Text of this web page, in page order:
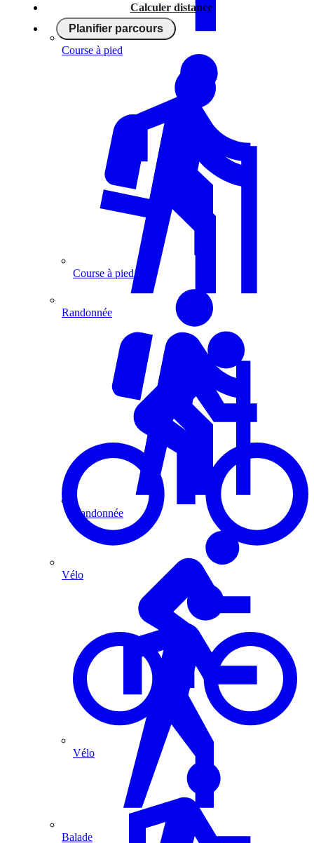
Calculer distance
Planifier parcours
Course à pied
Randonnée
Vélo
Course à pied
Randonnée
Vélo
Balade